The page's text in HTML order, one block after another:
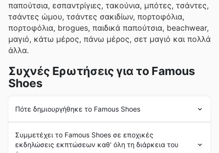
παπούτσια, εσπαντρίγιες, τακούνια, μπότες, τσάντες,
τσάντες ώμου, τσάντες σακιδίων, πορτοφόλια,
πορτοφόλια, brogues, παιδικά παπούτσια, beachwear,
μαγιό, κάτω μέρος, πάνω μέρος, σετ μαγιό και πολλά
άλλα.
Συχνές Ερωτήσεις για το Famous
Shoes
Πότε δημιουργήθηκε το Famous Shoes
τον Σπύρο Γιαννόπουλο. Από το ξεκίνημά της, η
Famous Shoesείχε ως στόχο να παρέχει στους
Συμμετέχει το Famous Shoes σε εποχικές
εκδηλώσεις εκπτώσεων καθ' όλη τη διάρκεια του